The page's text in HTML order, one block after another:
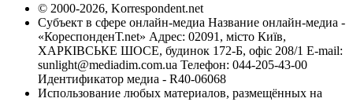
© 2000-2026, Korrespondent.net
Субъект в сфере онлайн-медиа Название онлайн-медиа -
«КореспонденТ.net» Адрес: 02091, місто Київ,
ХАРКІВСЬКЕ ШОСЕ, будинок 172-Б, офіс 208/1 E-mail:
sunlight@mediadim.com.ua Телефон: 044-205-43-00
Идентификатор медиа - R40-06068
Использование любых материалов, размещённых на